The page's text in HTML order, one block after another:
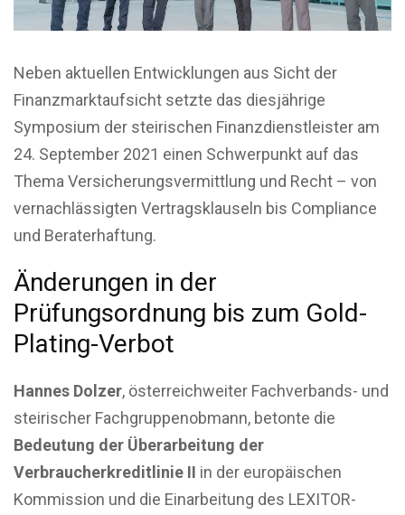
Neben aktuellen Entwicklungen aus Sicht der
Finanzmarktaufsicht setzte das diesjährige
Symposium der steirischen Finanzdienstleister am
24. September 2021 einen Schwerpunkt auf das
Thema Versicherungsvermittlung und Recht – von
vernachlässigten Vertragsklauseln bis Compliance
und Beraterhaftung.
Änderungen in der
Prüfungsordnung bis zum Gold-
Plating-Verbot
Hannes Dolzer, österreichweiter Fachverbands- und
steirischer Fachgruppenobmann, betonte die
Bedeutung der Überarbeitung der
Verbraucherkreditlinie II in der europäischen
Kommission und die Einarbeitung des LEXITOR-